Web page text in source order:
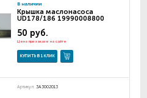
В наличии
Крышка маслонасоса
UD178/186 19990008800
50 руб.
Цена при заказе на сайте
КУПИТЬ В 1 КЛИК
Артикул: 3A3002013